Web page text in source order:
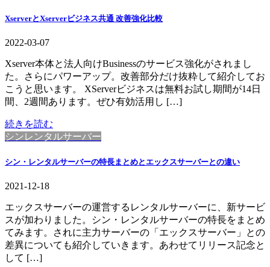
XserverとXserverビジネス共通 改善強化比較
2022-03-07
Xserver本体と法人向けBusinessのサービス強化がされまし
た。さらにパワーアップ。改善部分だけ抜粋して紹介してお
こうと思います。 XServerビジネスは無料お試し期間が14日
間、2週間あります。ぜひ有効活用し […]
続きを読む
シンレンタルサーバー
シン・レンタルサーバーの特長まとめとエックスサーバーとの違い
2021-12-18
エックスサーバーの運営するレンタルサーバーに、新サービ
スが加わりました。シン・レンタルサーバーの特長をまとめ
てみます。されに主力サーバーの「エックスサーバー」との
差異についても紹介していきます。あわせてリリース記念と
して […]